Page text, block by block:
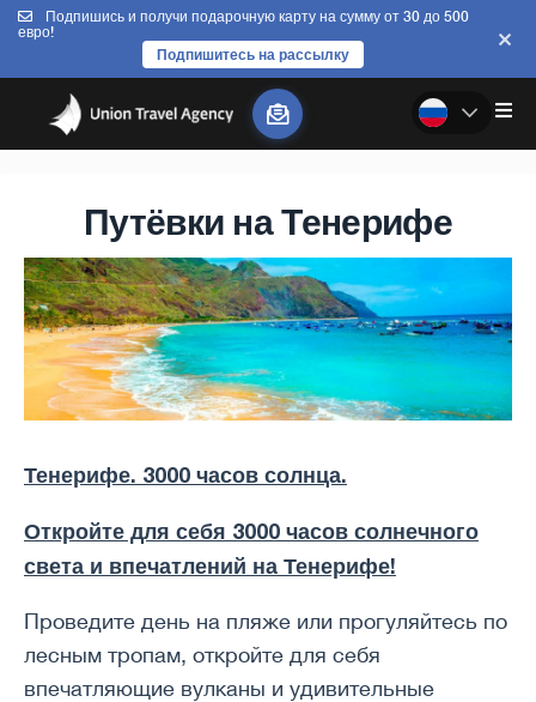
Подпишись и получи подарочную карту на сумму от 30 до 500
евро!
Подпишитесь на рассылку
Путёвки на Тенерифе
Тенерифе. 3000 часов солнца.
Откройте для себя 3000 часов солнечного
света и впечатлений на Тенерифе!
Проведите день на пляже или прогуляйтесь по
лесным тропам, откройте для себя
впечатляющие вулканы и удивительные